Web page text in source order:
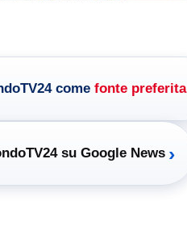
come fonte preferita
su Google News ›